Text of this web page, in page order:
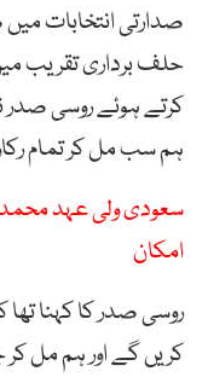
صدارتی انتخابات
حلف برداری تقریب
کرتے ہوئے روسی صدر
ہم سب مل کر تمام
سعودی ولی عہد محمد
امکان
روسی صدر کا کہنا
کریں گے اور ہم مل